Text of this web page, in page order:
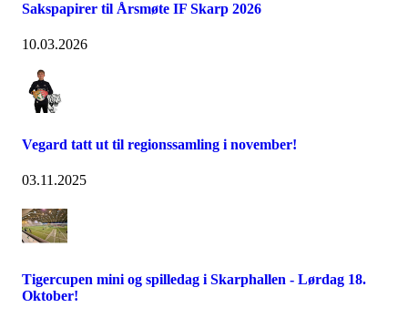
Sakspapirer til Årsmøte IF Skarp 2026
10.03.2026
Vegard tatt ut til regionssamling i november!
03.11.2025
Tigercupen mini og spilledag i Skarphallen - Lørdag 18.
Oktober!